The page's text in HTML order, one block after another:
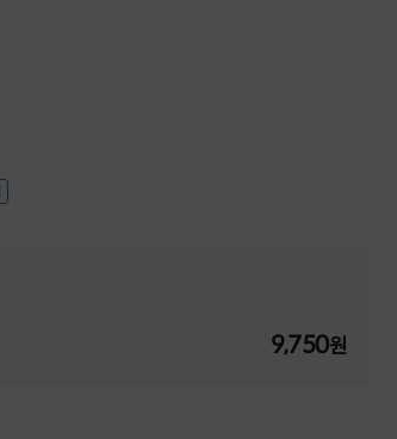
9,750원